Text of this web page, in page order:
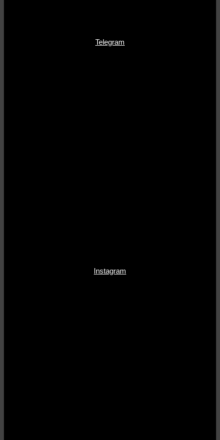
Telegram
Instagram